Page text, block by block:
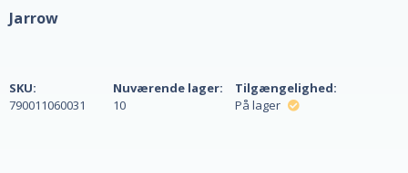
Jarrow
SKU:
790011060031
Nuværende lager:
10
Tilgængelighed:
På lager